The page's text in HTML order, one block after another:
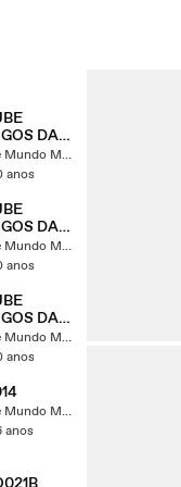
DA
NOVA
Rede Mundo Maior
anos
DA
NOVA 1Rede Mundo Maior
anos
DA
NOVA 2Rede Mundo Maior
anos
Rede Mundo Maior
anos